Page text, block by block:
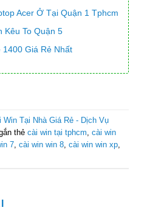
Acer Ở Tại Quận 1 Tphcm
Kêu To Quận 5
1400 Giá Rẻ Nhất
Win Tại Nhà Giá Rẻ - Dịch Vụ
thẻ cài win tại tphcm cài win
7 cài win win 8 cài win win xp